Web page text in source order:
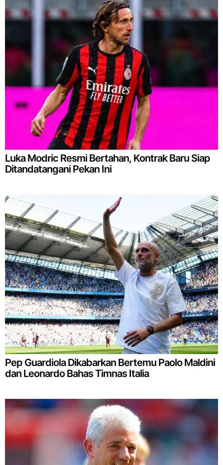
Luka Modric Resmi Bertahan, Kontrak Baru Siap
Ditandatangani Pekan Ini
Pep Guardiola Dikabarkan Bertemu Paolo Maldini
dan Leonardo Bahas Timnas Italia